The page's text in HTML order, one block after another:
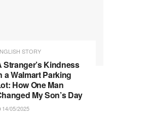
STORY
Stranger’s Kindness
a Walmart Parking
How One Man
My Son’s Day
14/05/2025